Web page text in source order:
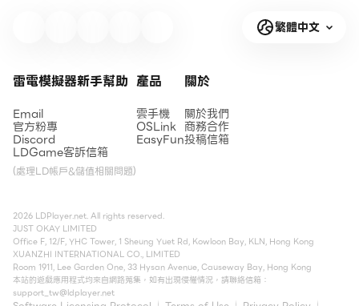
繁體中文
雷電模擬器新手幫助
Email
官方粉專
Discord
LDGame客訴信箱
(處理LD帳戶&儲值相關問題)
產品
雲手機
OSLink
EasyFun
關於
關於我們
商務合作
投稿信箱
2026 LDPlayer.net. All rights reserved.
JUST OKAY LIMITED
Office F, 12/F, YHC Tower, 1 Sheung Yuet Rd, Kowloon Bay, KLN, Hong Kong
XUANZHI INTERNATIONAL CO., LIMITED
Room 1911, Lee Garden One, 33 Hysan Avenue, Causeway Bay, Hong Kong
本站的遊戲應用程式均來自網路蒐集，如有出現侵權情況，請聯絡信箱：
support_tw@ldplayer.net